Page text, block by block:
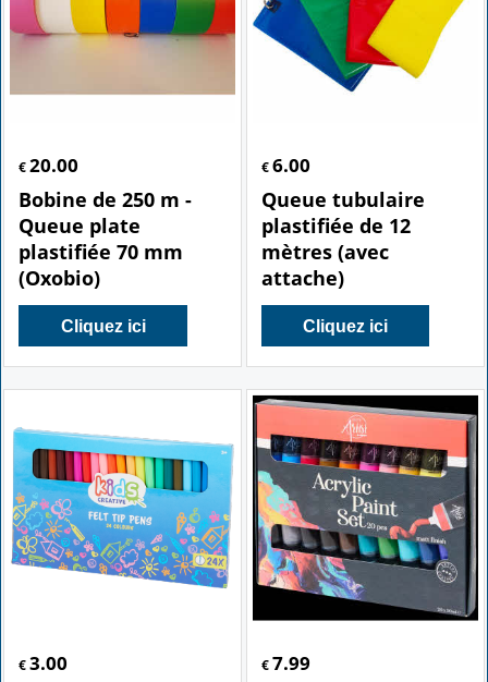
€ 20.00
Bobine de 250 m -
Queue plate
plastifiée 70 mm
(Oxobio)
Cliquez ici
€6.00
Queue tubulaire
plastifiée de 12
mètres (avec
attache)
Cliquez ici
€ 3.00
€7.99